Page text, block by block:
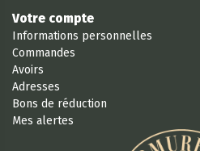
Votre compte
Informations personnelles
Commandes
Avoirs
Adresses
Bons de réduction
Mes alertes